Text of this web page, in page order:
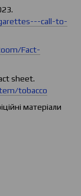
call-to-
Fact-
sheet.
tobacco
матеріали